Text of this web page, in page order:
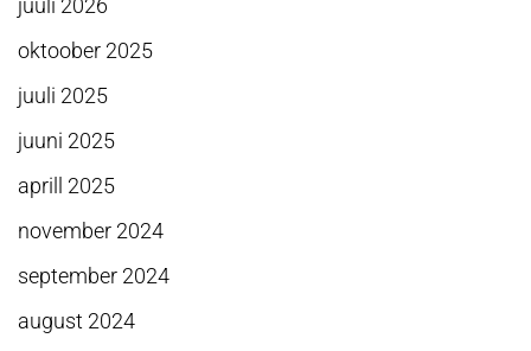
juuli 2026
oktoober 2025
juuli 2025
juuni 2025
aprill 2025
november 2024
september 2024
august 2024